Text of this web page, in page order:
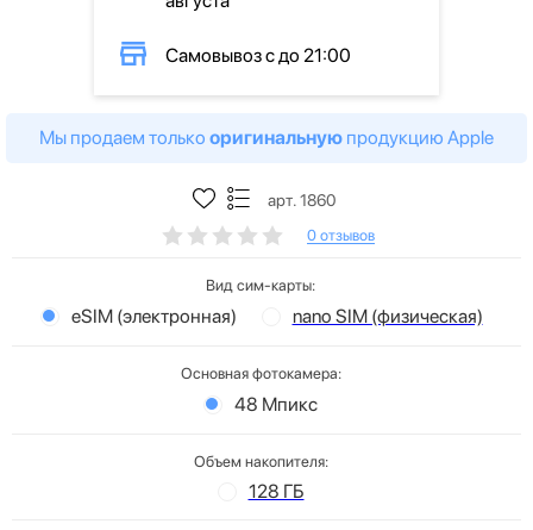
Самовывоз с до 21:00
Мы продаем только оригинальную продукцию Apple
арт. 1860
0 отзывов
Вид сим-карты:
eSIM (электронная) nano SIM (физическая)
Основная фотокамера:
48 Мпикс
Объем накопителя:
128 ГБ